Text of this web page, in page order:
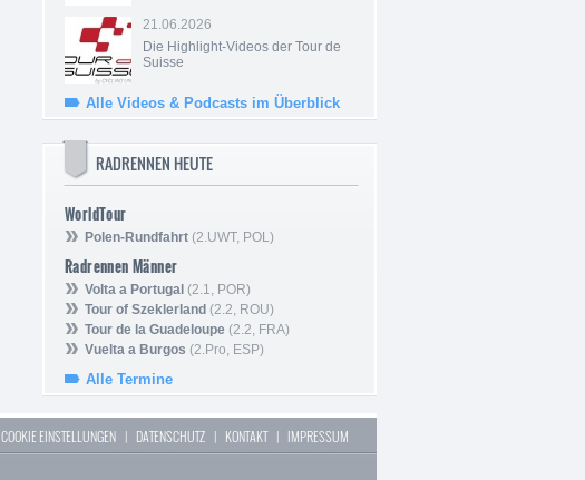
21.06.2026
Die Highlight-Videos der Tour de
Suisse
Alle Videos & Podcasts im Überblick
RADRENNEN HEUTE
WorldTour
Polen-Rundfahrt (2.UWT, POL)
Radrennen Männer
Volta a Portugal (2.1, POR)
Tour of Szeklerland (2.2, ROU)
Tour de la Guadeloupe (2.2, FRA)
Vuelta a Burgos (2.Pro, ESP)
Alle Termine
COOKIE EINSTELLUNGEN | DATENSCHUTZ | KONTAKT| IMPRESSUM